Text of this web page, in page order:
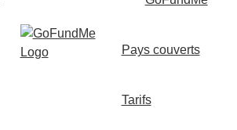
Pays couverts
Tarifs